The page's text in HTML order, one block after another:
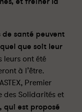
de santé peuvent
que soit leur
leurs ont été
à l’être.
Premier
des Solidarités et
qui est proposé